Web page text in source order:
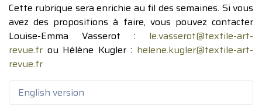
Cette rubrique sera enrichie au fil des semaines. Si vous
avez des propositions à faire, vous pouvez contacter
Louise-Emma Vasserot : le.vasserot@textile-art-
revue.fr ou Hélène Kugler : helene.kugler@textile-art-
revue.fr
English version